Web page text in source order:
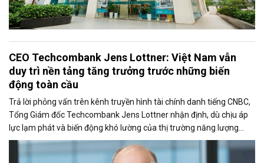
CEO Techcombank Jens Lottner: Việt Nam vẫn
duy trì nền tảng tăng trưởng trước những biến
động toàn cầu
Trả lời phỏng vấn trên kênh truyền hình tài chính danh tiếng CNBC,
Tổng Giám đốc Techcombank Jens Lottner nhận định, dù chịu áp
lực lạm phát và biến động khó lường của thị trường năng lượng
toàn cầu, kinh tế Việt Nam vẫn giữ vững đà tăng trưởng. Lãnh đạo
Techcombank nhấn mạnh, các đầu tàu kinh tế và khối doanh